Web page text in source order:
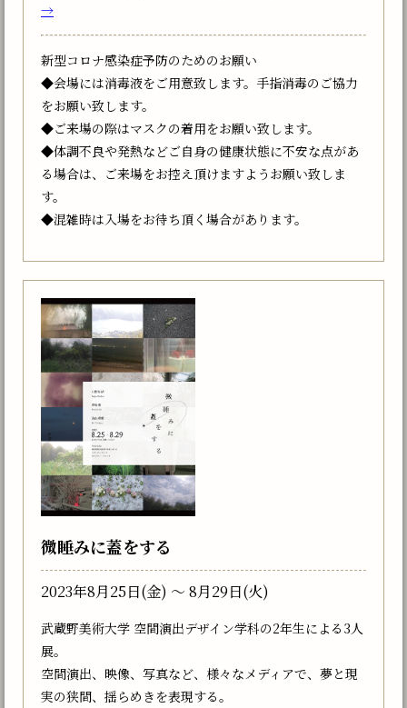
→
新型コロナ感染症予防のためのお願い
◆会場には消毒液をご用意致します。手指消毒のご協力
をお願い致します。
◆ご来場の際はマスクの着用をお願い致します。
◆体調不良や発熱などご自身の健康状態に不安な点があ
る場合は、ご来場をお控え頂けますようお願い致しま
す。
◆混雑時は入場をお待ち頂く場合があります。
微睡みに蓋をする
2023年8月25日(金) 〜 8月29日(火)
武蔵野美術大学 空間演出デザイン学科の2年生による3人
展。
空間演出、映像、写真など、様々なメディアで、夢と現
実の狭間、揺らめきを表現する。